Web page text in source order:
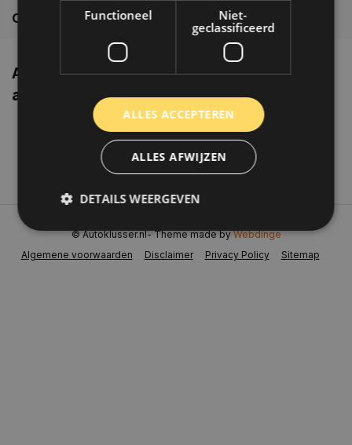
Contactgegevens
Altijd de nieuwste producten en
aanbiedingen weten?
Abonneer
Algemene voorwaarden Disclaimer Privacy Policy Sitemap
© Autoklusser.nl- Theme made byWebdinge
Functioneel
Niet-
geclassificeerd
ALLES ACCEPTEREN
ALLES AFWIJZEN
DETAILS WEERGEVEN
Strikt noodzakelijk Prestatie
Targeting